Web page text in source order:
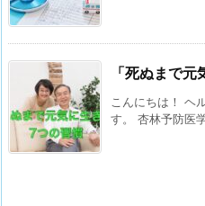
「死ぬまで元
こんにちは！ ヘ
す。 杏林予防医